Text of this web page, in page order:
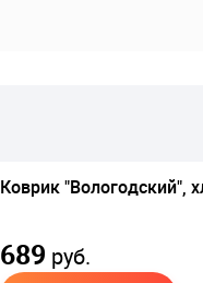
Коврик "Вологодский",
689 руб.